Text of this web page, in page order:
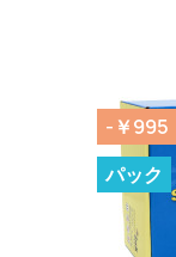
-￥995
パック